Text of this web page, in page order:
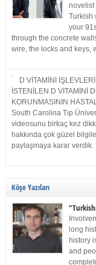
novelist
Turkish
your
through the concrete
wire, the locks and keys,
D VİTAMİNİ
İSTENİLEN D VİTAMİNİ
KORUNMASININ
South Carolina Tıp
videosunu birkaç kez
hakkında çok güzel
paylaşmaya karar
Köşe Yazıları
long
history
and